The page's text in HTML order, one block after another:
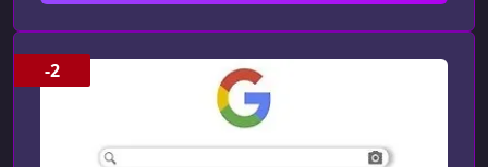
на практике — шаг за шагом, без лишней
воды.Чему вы научитесьКурс сочетает
фундамент WordPress‑разработки и реальные
практические задачи, которые вст
-2